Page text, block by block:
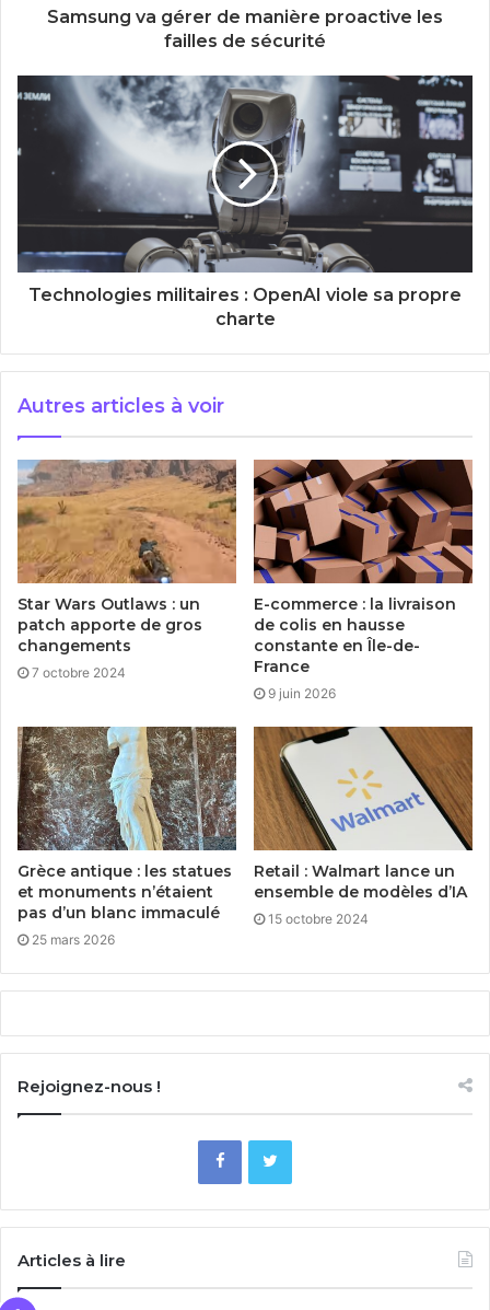
Samsung va gérer de manière proactive les
failles de sécurité
Technologies militaires : OpenAI viole sa propre
charte
Autres articles à voir
Star Wars Outlaws : un
patch apporte de gros
changements
7 octobre 2024
E-commerce : la livraison
de colis en hausse
constante en Île-de-
France
9 juin 2026
Grèce antique : les statues
et monuments n’étaient
pas d’un blanc immaculé
25 mars 2026
Retail : Walmart lance un
ensemble de modèles d’IA
15 octobre 2024
Rejoignez-nous !
Articles à lire